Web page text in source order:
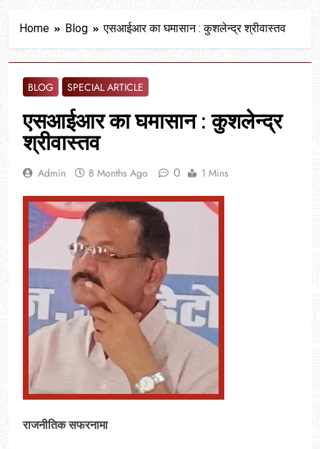
Home Blog एसआईआर का घमासान : कुशलेन्द्र श्रीवास्तव
BLOG SPECIAL ARTICLE
एसआईआर का घमासान : कुशलेन्द्र
श्रीवास्तव
Admin 8 Months Ago 0 1 Mins
राजनीतिक सफरनामा